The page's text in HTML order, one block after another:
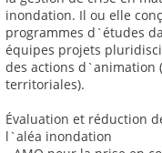
inondation. Il ou elle
programmes d`études
équipes projets
des actions d`animation
territoriales).
Évaluation et réduction
l`aléa inondation